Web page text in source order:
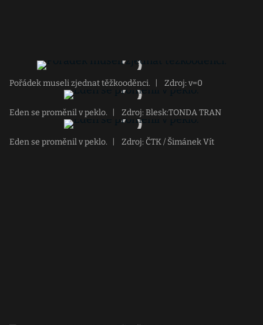
Pořádek museli zjednat těžkooděnci. Zdroj: v=0
Eden se proměnil v peklo. Zdroj: Blesk:TONDA TRAN
Eden se proměnil v peklo. Zdroj: ČTK / Šimánek Vít